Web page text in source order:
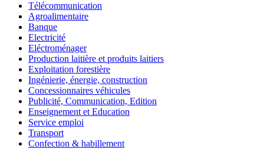
Télécommunication
Agroalimentaire
Banque
Electricité
Eléctroménager
Production laitière et produits laitiers
Exploitation forestière
Ingénierie, énergie, construction
Concessionnaires véhicules
Publicité, Communication, Edition
Enseignement et Education
Service emploi
Transport
Confection & habillement